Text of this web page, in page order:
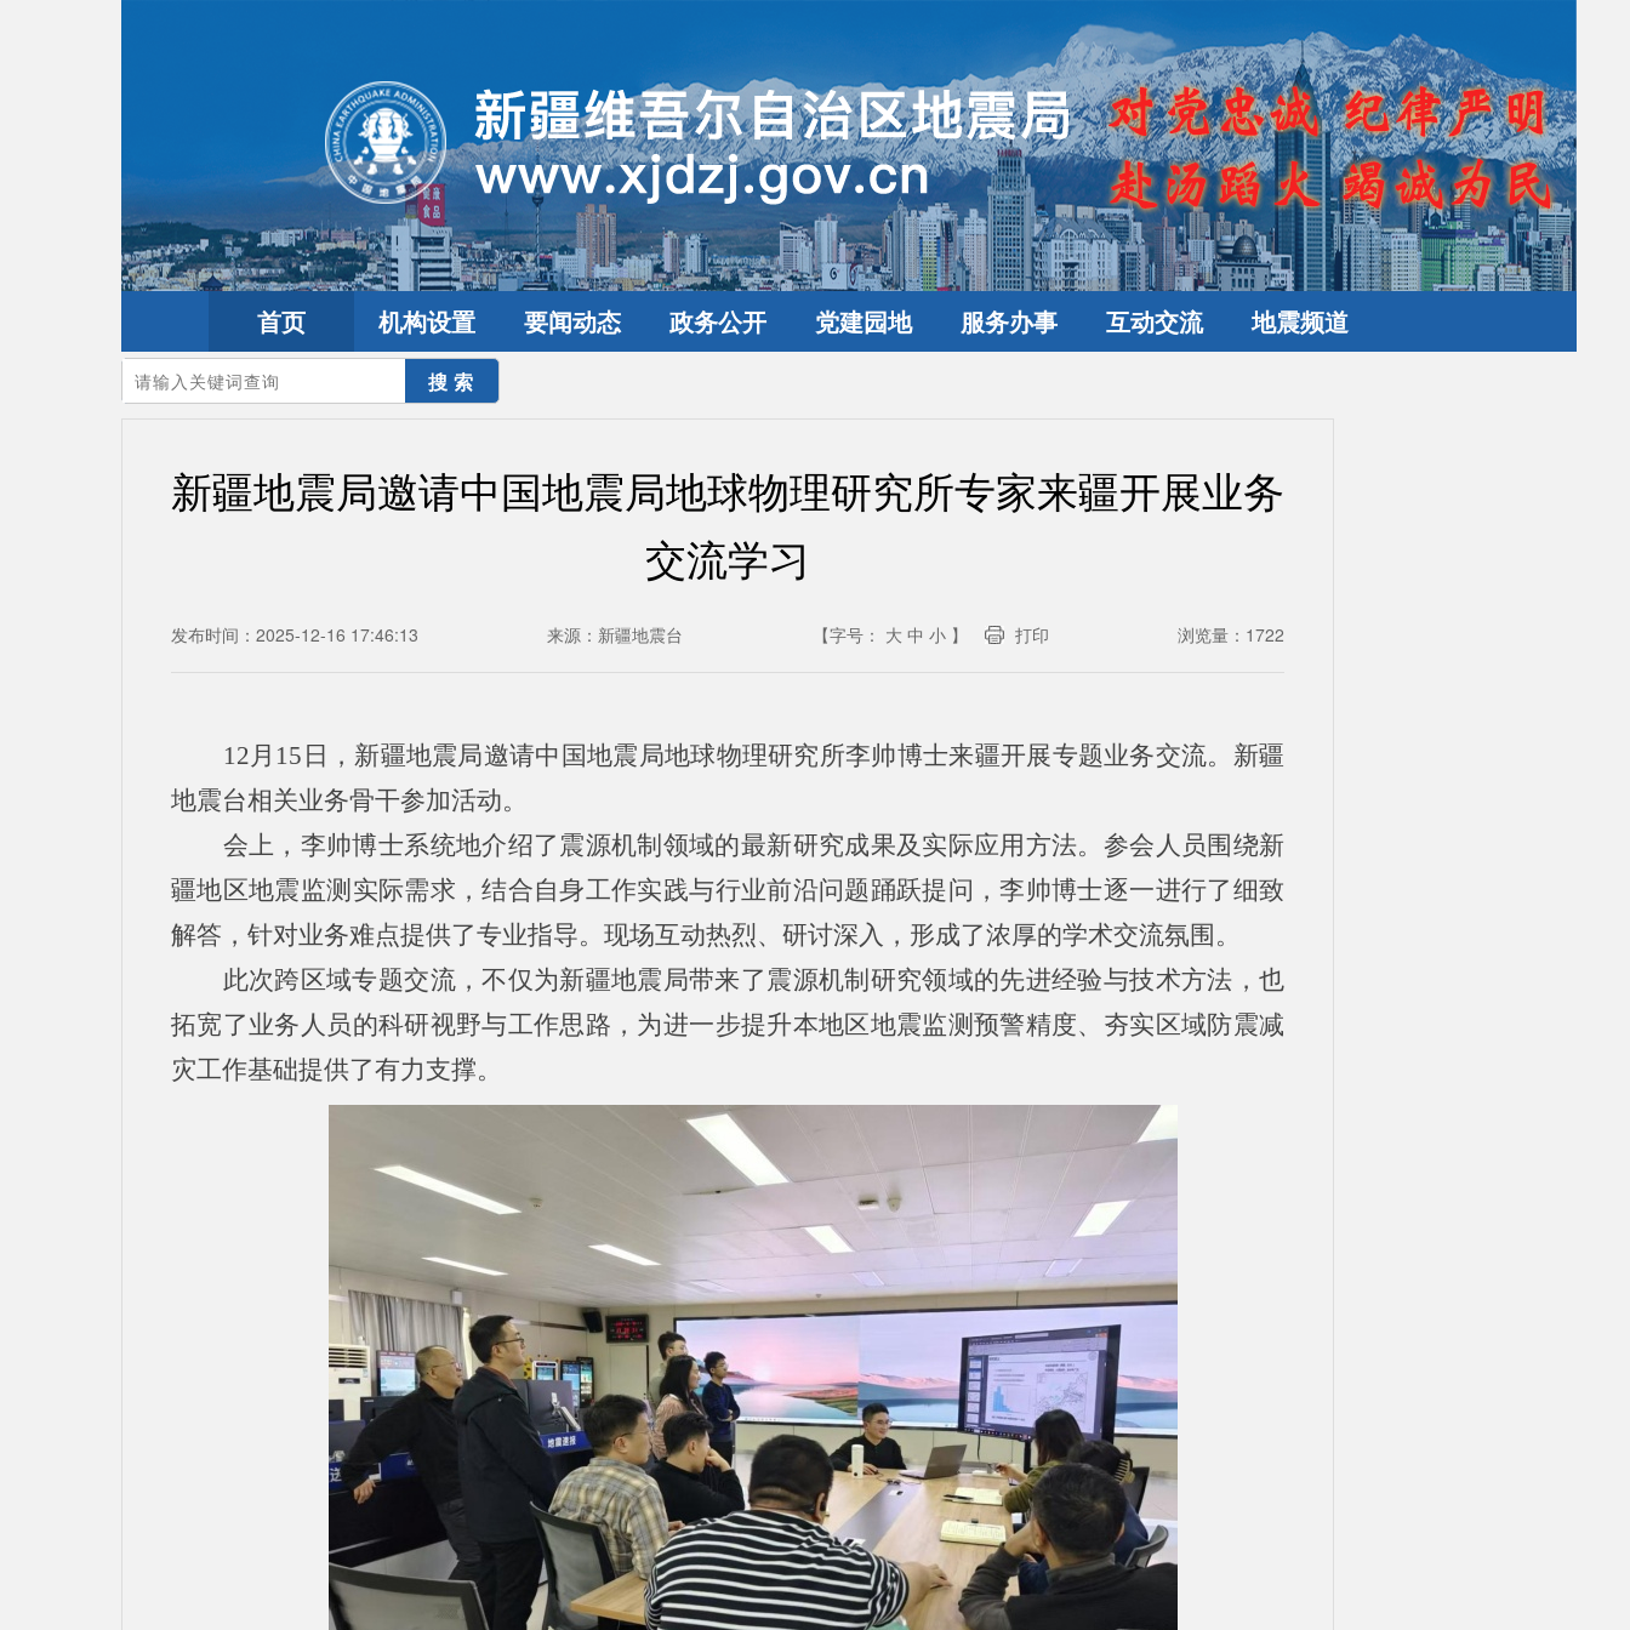
首页 机构设置 要闻动态 政务公开 党建园地 服务办事 互动交流 地震频道
您的当前位置：首页>要闻动态
新疆地震局邀请中国地震局地球物理研究所专家来疆开展业务
交流学习
发布时间：2025-12-16 17:46:13 来源： 新疆地震台 【字号： 大 中 小 】 打印 浏览量： 1722
12月15日，新疆地震局邀请中国地震局地球物理研究所李帅博士来疆开展专题业务交流。新疆
地震台相关业务骨干参加活动。
会上，李帅博士系统地介绍了震源机制领域的最新研究成果及实际应用方法。参会人员围绕新
疆地区地震监测实际需求，结合自身工作实践与行业前沿问题踊跃提问，李帅博士逐一进行了细致
解答，针对业务难点提供了专业指导。现场互动热烈、研讨深入，形成了浓厚的学术交流氛围。
此次跨区域专题交流，不仅为新疆地震局带来了震源机制研究领域的先进经验与技术方法，也
拓宽了业务人员的科研视野与工作思路，为进一步提升本地区地震监测预警精度、夯实区域防震减
灾工作基础提供了有力支撑。